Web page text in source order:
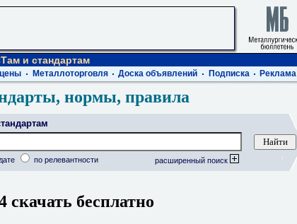
и стандартам
Металлоторговля Доска объявлений Подписка Реклама
нормы, правила
по релевантности расширенный поиск
скачать бесплатно